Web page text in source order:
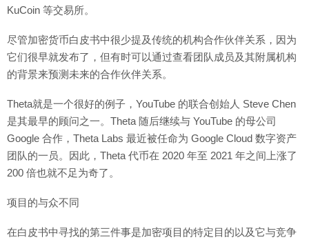
KuCoin 等交易所。
尽管加密货币白皮书中很少提及传统的机构合作伙伴关系，因为
它们很早就发布了，但有时可以通过查看团队成员及其附属机构
的背景来预测未来的合作伙伴关系。
Theta就是一个很好的例子，YouTube 的联合创始人 Steve Chen
是其最早的顾问之一。Theta 随后继续与 YouTube 的母公司
Google 合作，Theta Labs 最近被任命为 Google Cloud 数字资产
团队的一员。因此，Theta 代币在 2020 年至 2021 年之间上涨了
200 倍也就不足为奇了。
项目的与众不同
在白皮书中寻找的第三件事是加密项目的特定目的以及它与竞争